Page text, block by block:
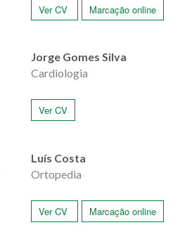
Ver CV Marcação online
Jorge Gomes Silva
Cardiologia
Ver CV
Luís Costa
Ortopedia
Ver CV Marcação online